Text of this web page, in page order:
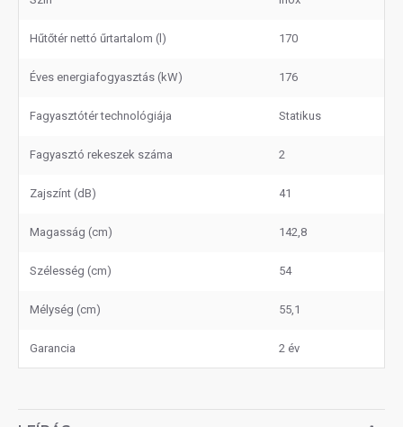
Hűtőtér nettó űrtartalom (l) 170
Éves energiafogyasztás (kW) 176
Fagyasztótér technológiája Statikus
Fagyasztó rekeszek száma 2
Zajszínt (dB) 41
Magasság (cm) 142,8
Szélesség (cm) 54
Mélység (cm) 55,1
Garancia 2 év